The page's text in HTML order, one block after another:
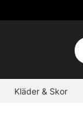
Kläder & Skor